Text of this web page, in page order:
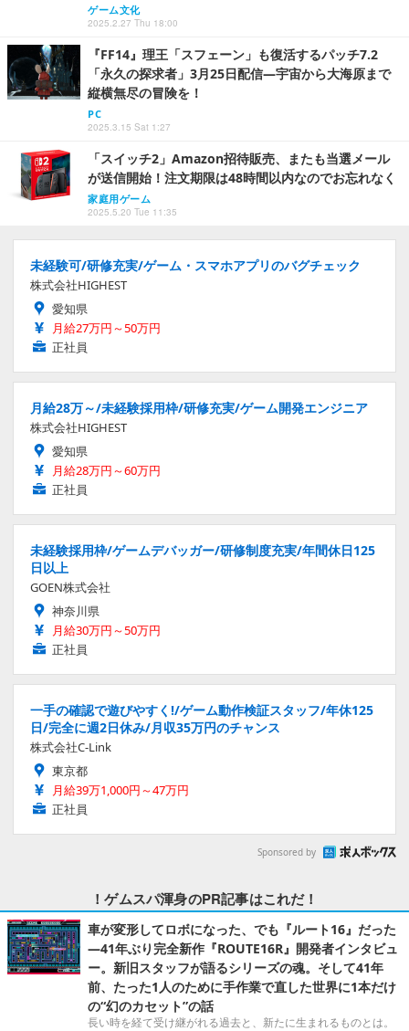
ゲーム文化
2025.2.27 Thu 18:00
『FF14』理王「スフェーン」も復活するパッチ7.2
「永久の探求者」3月25日配信―宇宙から大海原まで
縦横無尽の冒険を！
PC
2025.3.15 Sat 1:27
「スイッチ2」Amazon招待販売、またも当選メール
が送信開始！注文期限は48時間以内なのでお忘れなく
家庭用ゲーム
2025.5.20 Tue 11:35
未経験可/研修充実/ゲーム・スマホアプリのバグチェック
株式会社HIGHEST
愛知県
月給27万円～50万円
正社員
月給28万～/未経験採用枠/研修充実/ゲーム開発エンジニア
株式会社HIGHEST
愛知県
月給28万円～60万円
正社員
未経験採用枠/ゲームデバッガー/研修制度充実/年間休日125
日以上
GOEN株式会社
神奈川県
月給30万円～50万円
正社員
一手の確認で遊びやすく!/ゲーム動作検証スタッフ/年休125
日/完全に週2日休み/月収35万円のチャンス
株式会社C-Link
東京都
月給39万1,000円～47万円
正社員
Sponsored by
！ゲムスパ渾身のPR記事はこれだ！
車が変形してロボになった、でも『ルート16』だった
―41年ぶり完全新作『ROUTE16R』開発者インタビュ
ー。新旧スタッフが語るシリーズの魂。そして41年
前、たった1人のために手作業で直した世界に1本だけ
の“幻のカセット”の話
長い時を経て受け継がれる過去と、新たに生まれるものとは。